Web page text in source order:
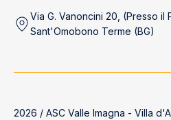
Via G. Vanoncini 20, (Presso il
Sant'Omobono Terme (BG)
2026 / ASC Valle Imagna - Villa